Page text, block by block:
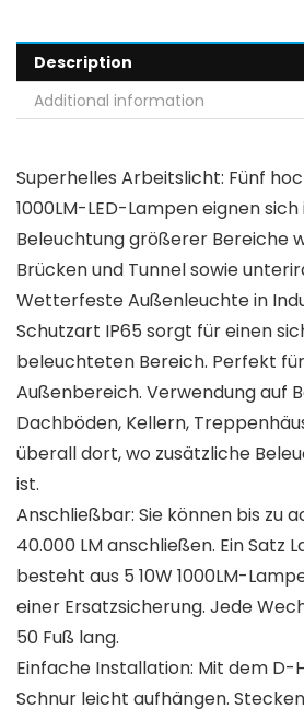
Description
Additional information
Superhelles Arbeitslicht: Fünf
1000LM-LED-Lampen eignen
Beleuchtung größerer Bereiche
Brücken und Tunnel sowie
Wetterfeste Außenleuchte in
Schutzart IP65 sorgt für einen
beleuchteten Bereich. Perfekt
Außenbereich. Verwendung auf
Dachböden, Kellern,
überall dort, wo zusätzliche
ist.
Anschließbar: Sie können bis zu
40.000 LM anschließen. Ein Satz
besteht aus 5 10W 1000LM-
einer Ersatzsicherung. Jede
50 Fuß lang.
Einfache Installation: Mit dem D-
Schnur leicht aufhängen.